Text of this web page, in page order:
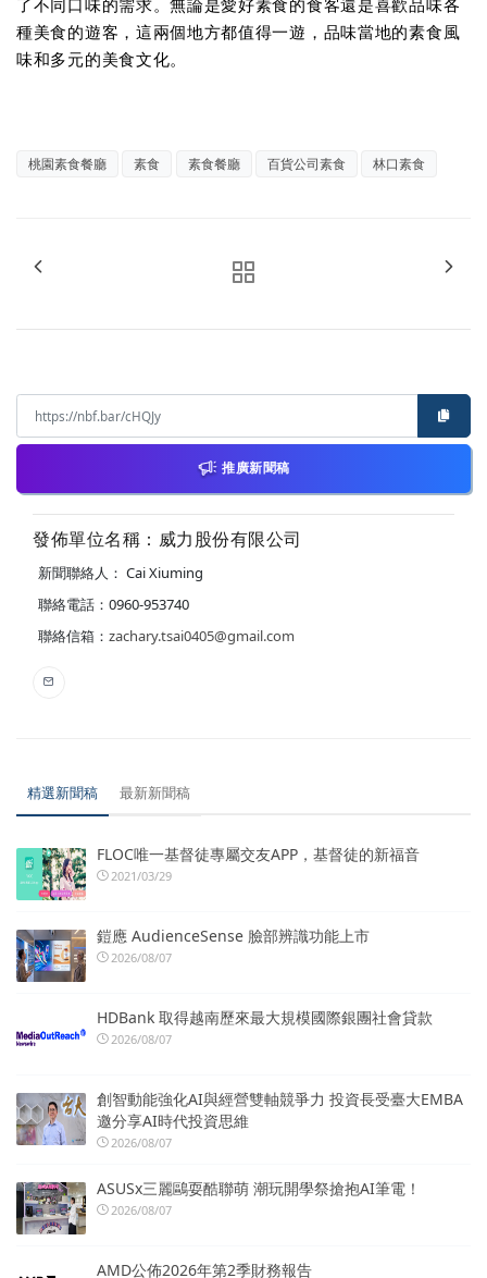
了不同口味的需求。無論是愛好素食的食客還是喜歡品味各
種美食的遊客，這兩個地方都值得一遊，品味當地的素食風
味和多元的美食文化。
桃園素食餐廳 素食 素食餐廳 百貨公司素食 林口素食
推廣新聞稿
發佈單位名稱：威力股份有限公司
新聞聯絡人： Cai Xiuming
聯絡電話：0960-953740
聯絡信箱： zachary.tsai0405@gmail.com
精選新聞稿 最新新聞稿
FLOC唯一基督徒專屬交友APP，基督徒的新福音
2021/03/29
鎧應 AudienceSense 臉部辨識功能上市
2026/08/07
HDBank 取得越南歷來最大規模國際銀團社會貸款
2026/08/07
創智動能強化AI與經營雙軸競爭力 投資長受臺大EMBA
邀分享AI時代投資思維
2026/08/07
ASUSx三麗鷗耍酷聯萌 潮玩開學祭搶抱AI筆電！
2026/08/07
AMD公佈2026年第2季財務報告